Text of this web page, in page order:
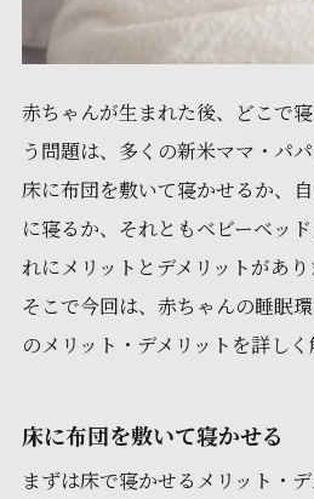
赤ちゃんが生まれた後、どこで
う問題は、多くの新米ママ・パパ
床に布団を敷いて寝かせるか、
に寝るか、それともベビーベッ
れにメリットとデメリットがあり
そこで今回は、赤ちゃんの睡眠
のメリット・デメリットを詳しく
床に布団を敷いて寝かせる
まずは床で寝かせるメリット・